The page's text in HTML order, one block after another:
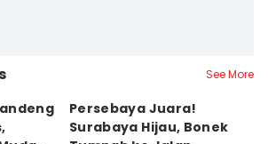
See More
Persebaya Juara!
Surabaya Hijau, Bonek